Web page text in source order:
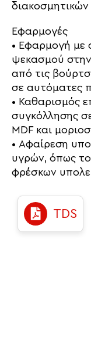
διακοσμητικών
Εφαρμογές
• Εφαρμογή με
ψεκασμού στην
από τις
σε αυτόματες
• Καθαρισμός
συγκόλλησης
MDF και
• Αφαίρεση
υγρών, όπως το
φρέσκων
TDS